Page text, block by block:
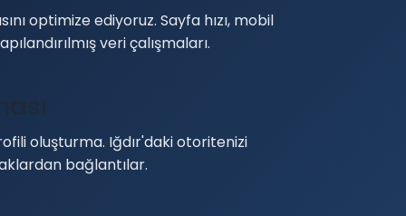
optimize ediyoruz. Sayfa hızı, mobil
veri çalışmaları.
oluşturma. Iğdır'daki otoritenizi
bağlantılar.